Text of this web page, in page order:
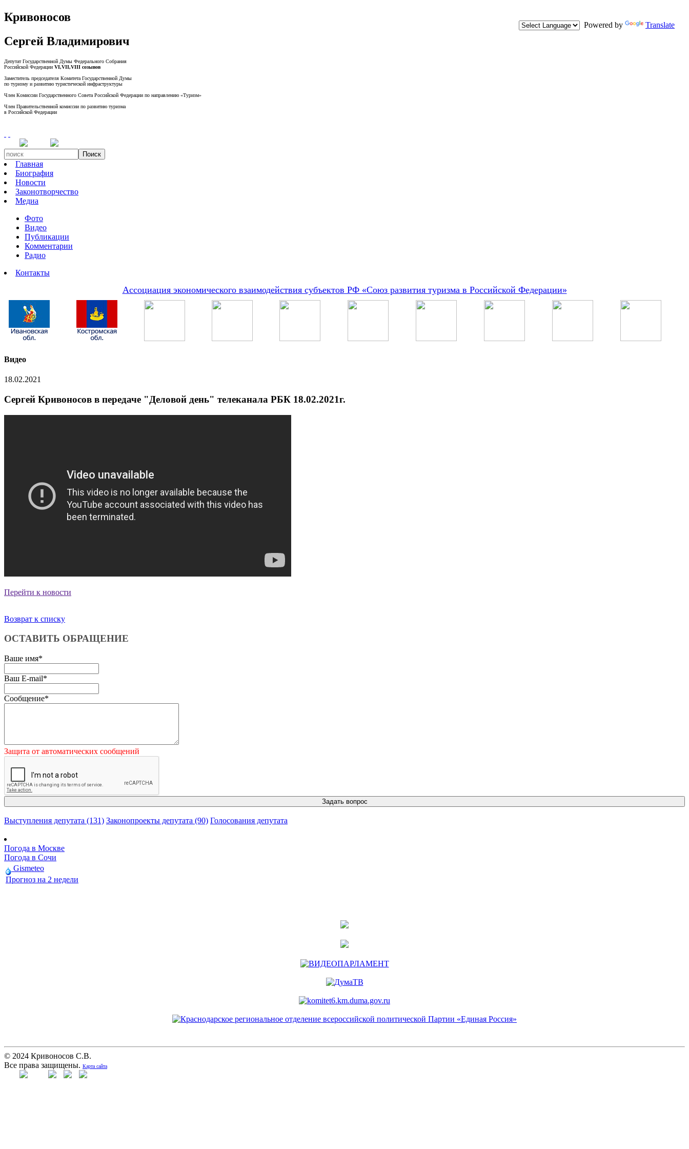
Powered by Translate
Кривоносов
Сергей Владимирович
Депутат Государственной Думы Федерального Собрания
Российской Федерации VI,VII,VIII созывов
Заместитель председателя Комитета Государственной Думы
по туризму и развитию туристической инфраструктуры
Член Комиссии Государственного Совета Российской Федерации по направлению «Туризм»
Член Правительственной комиссии по развитию туризма
в Российской Федерации
Поиск
Главная
Биография
Новости
Законотворчество
Медиа
Фото
Видео
Публикации
Комментарии
Радио
Контакты
Ассоциация экономического взаимодействия субъектов РФ «Союз развития туризма в Российской Федерации»
Видео
18.02.2021
Сергей Кривоносов в передаче "Деловой день" телеканала РБК 18.02.2021г.
Перейти к новости
Возврат к списку
ОСТАВИТЬ ОБРАЩЕНИЕ
Ваше имя*
Ваш E-mail*
Сообщение*
Защита от автоматических сообщений
Выступления депутата (131) Законопроекты депутата (90) Голосования депутата
Погода в Москве
Погода в Сочи
Gismeteo
Прогноз на 2 недели
© 2024 Кривоносов С.В.
Все права защищены. Карта сайта